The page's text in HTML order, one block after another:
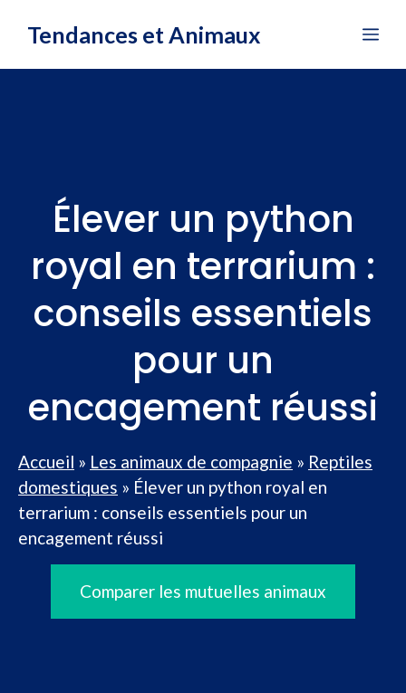
Tendances et Animaux
Élever un python
royal en terrarium :
conseils essentiels
pour un
encagement réussi
Accueil » Les animaux de compagnie » Reptiles
domestiques » Élever un python royal en
terrarium : conseils essentiels pour un
encagement réussi
Comparer les mutuelles animaux